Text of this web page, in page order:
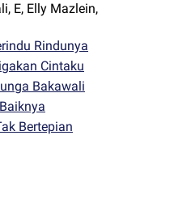
E, Elly Mazlein,
Rindunya
Cintaku
Bakawali
Bertepian